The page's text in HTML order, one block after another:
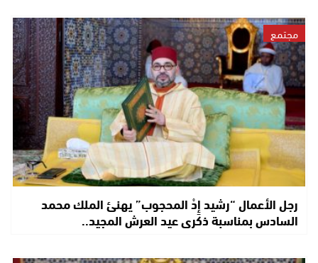
مجتمع
رجل الأعمال “رشيد إِدْ المحجوب” يهنئ الملك محمد
السادس بمناسبة ذكرى عيد العرش المجيد..